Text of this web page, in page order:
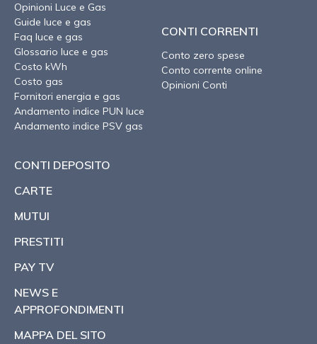
Opinioni Luce e Gas
Guide luce e gas
Faq luce e gas
Glossario luce e gas
Costo kWh
Costo gas
Fornitori energia e gas
Andamento indice PUN luce
Andamento indice PSV gas
CONTI CORRENTI
Conto zero spese
Conto corrente online
Opinioni Conti
CONTI DEPOSITO
CARTE
MUTUI
PRESTITI
PAY TV
NEWS E
APPROFONDIMENTI
MAPPA DEL SITO